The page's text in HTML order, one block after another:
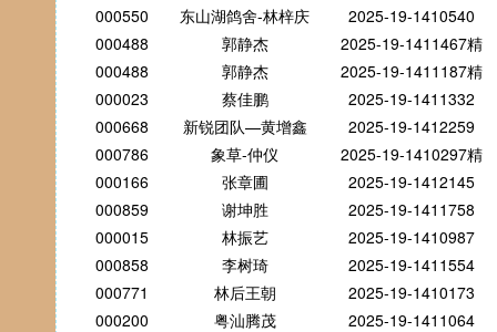
000550
东山湖鸽舍-林梓庆
2025-19-1410540
000488
郭静杰
2025-19-1411467精
000488
郭静杰
2025-19-1411187精
000023
蔡佳鹏
2025-19-1411332
000668
新锐团队—黄增鑫
2025-19-1412259
000786
象草-仲仪
2025-19-1410297精
000166
张章圃
2025-19-1412145
000859
谢坤胜
2025-19-1411758
000015
林振艺
2025-19-1410987
000858
李树琦
2025-19-1411554
000771
林后王朝
2025-19-1410173
000200
粤汕腾茂
2025-19-1411064